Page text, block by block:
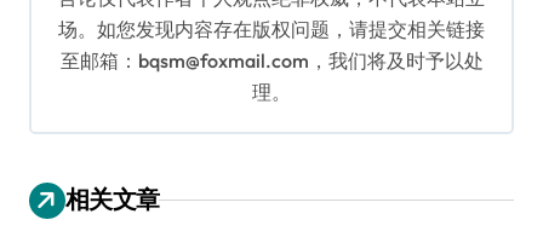
场。如您发现内容存在版权问题，请提交相关链接
至邮箱：bqsm@foxmail.com，我们将及时予以处
理。
相关文章